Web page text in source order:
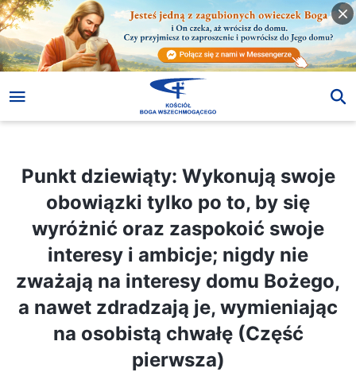
Punkt dziewiąty: Wykonują swoje
obowiązki tylko po to, by się
wyróżnić oraz zaspokoić swoje
interesy i ambicje; nigdy nie
zważają na interesy domu Bożego,
a nawet zdradzają je, wymieniając
na osobistą chwałę (Część
pierwsza)